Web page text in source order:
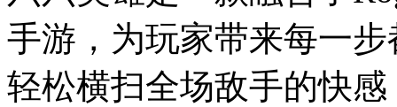
手游，为玩家带来每一
轻松横扫全场敌手的快